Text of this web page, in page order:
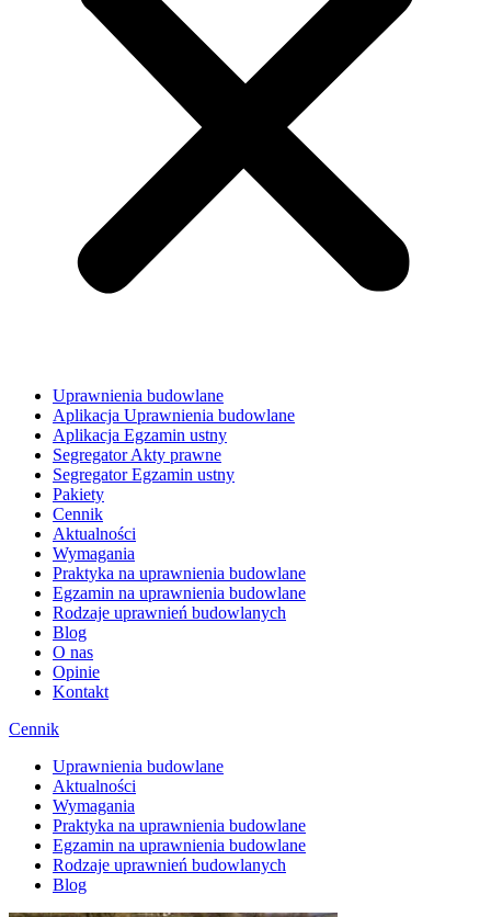
Uprawnienia budowlane
Aplikacja Uprawnienia budowlane
Aplikacja Egzamin ustny
Segregator Akty prawne
Segregator Egzamin ustny
Pakiety
Cennik
Aktualności
Wymagania
Praktyka na uprawnienia budowlane
Egzamin na uprawnienia budowlane
Rodzaje uprawnień budowlanych
Blog
O nas
Opinie
Kontakt
Cennik
Uprawnienia budowlane
Aktualności
Wymagania
Praktyka na uprawnienia budowlane
Egzamin na uprawnienia budowlane
Rodzaje uprawnień budowlanych
Blog